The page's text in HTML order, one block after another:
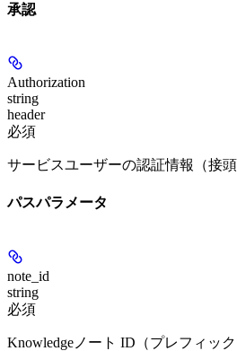
承認
Authorization
string
header
必須
サービスユーザーの認証情報（接頭
パスパラメータ
note_id
string
必須
Knowledgeノート ID（プレフィック